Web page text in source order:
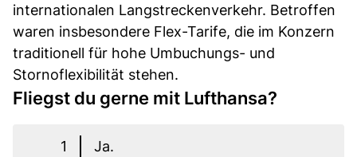
internationalen Langstreckenverkehr. Betroffen
waren insbesondere Flex-Tarife, die im Konzern
traditionell für hohe Umbuchungs- und
Stornoflexibilität stehen.
Fliegst du gerne mit Lufthansa?
1 Ja.